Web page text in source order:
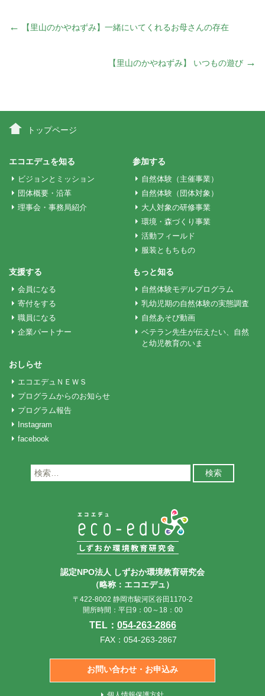
投
ビ
ゲ
ー
ョ
ン
← 【里山のかやねずみ】一緒にいてくれるお母さんの存在
【里山のかやねずみ】 いつもの遊び →
トップページ
エコエデュを知る
ビジョンとミッション
団体概要・沿革
理事会・事務局紹介
参加する
自然体験（主催事業）
自然体験（団体対象）
大人対象の研修事業
環境・森づくり事業
活動フィールド
服装ともちもの
支援する
会員になる
寄付をする
職員になる
企業パートナー
もっと知る
自然体験モデルプログラム
乳幼児期の自然体験の実態調査
自然あそび動画
ベテラン先生が伝えたい、自然
と幼児教育のいま
おしらせ
エコエデュＮＥＷＳ
プログラムからのお知らせ
プログラム報告
Instagram
facebook
検
索:
認定NPO法人 しずおか環境教育研究会
（略称：エコエデュ）
〒422-8002 静岡市駿河区谷田1170-2
開所時間：平日9：00～18：00
TEL： 054-263-2866
FAX：054-263-2867
お問い合わせ・お申込み